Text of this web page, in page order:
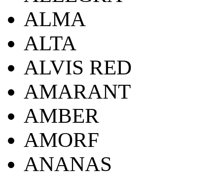
ALMA
ALTA
ALVIS RED
AMARANT
AMBER
AMORF
ANANAS